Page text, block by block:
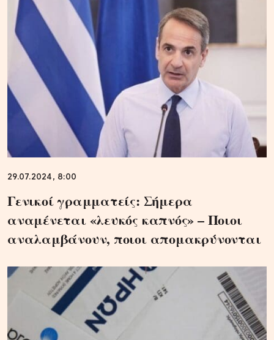
29.07.2024, 8:00
Γενικοί γραμματείς: Σήμερα
αναμένεται «λευκός καπνός» – Ποιοι
αναλαμβάνουν, ποιοι απομακρύνονται